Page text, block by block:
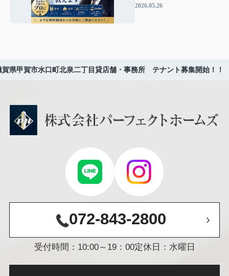
ナーで客付から賃貸管理
2026.05.26
賀県甲賀市水口町北泉二丁目貸店舗・事務所 テナント募集開始！！
072-843-2800
受付時間：10:00～19：00定休日：水曜日